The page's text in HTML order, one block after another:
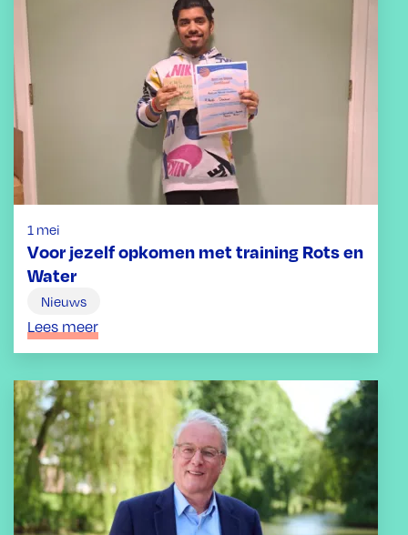
Voor jezelf opkomen met training Rots en
Water
1 mei
Nieuws
Lees meer